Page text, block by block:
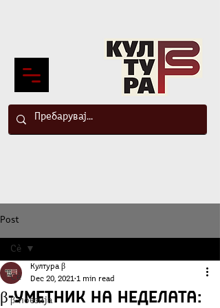
Post
Сè
β-поезија
Сè
β-Уметник на неделата:
Култура β
Dec 20, 2021 1 min read